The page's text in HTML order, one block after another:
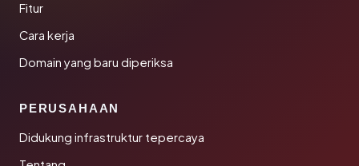
Fitur
Cara kerja
Domain yang baru diperiksa
PERUSAHAAN
Didukung infrastruktur tepercaya